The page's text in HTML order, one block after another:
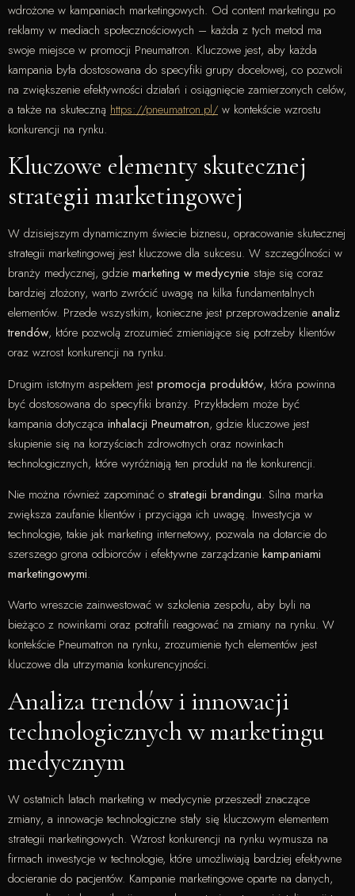
wdrożone w kampaniach marketingowych. Od content marketingu po
reklamy w mediach społecznościowych – każda z tych metod ma
swoje miejsce w promocji Pneumatron. Kluczowe jest, aby każda
kampania była dostosowana do specyfiki grupy docelowej, co pozwoli
na zwiększenie efektywności działań i osiągnięcie zamierzonych celów,
a także na skuteczną https://pneumatron.pl/ w kontekście wzrostu
konkurencji na rynku.
Kluczowe elementy skutecznej
strategii marketingowej
W dzisiejszym dynamicznym świecie biznesu, opracowanie skutecznej
strategii marketingowej jest kluczowe dla sukcesu. W szczególności w
branży medycznej, gdzie marketing w medycynie staje się coraz
bardziej złożony, warto zwrócić uwagę na kilka fundamentalnych
elementów. Przede wszystkim, konieczne jest przeprowadzenie analiz
trendów, które pozwolą zrozumieć zmieniające się potrzeby klientów
oraz wzrost konkurencji na rynku.
Drugim istotnym aspektem jest promocja produktów, która powinna
być dostosowana do specyfiki branży. Przykładem może być
kampania dotycząca inhalacji Pneumatron, gdzie kluczowe jest
skupienie się na korzyściach zdrowotnych oraz nowinkach
technologicznych, które wyróżniają ten produkt na tle konkurencji.
Nie można również zapominać o strategii brandingu. Silna marka
zwiększa zaufanie klientów i przyciąga ich uwagę. Inwestycja w
technologie, takie jak marketing internetowy, pozwala na dotarcie do
szerszego grona odbiorców i efektywne zarządzanie kampaniami
marketingowymi.
Warto wreszcie zainwestować w szkolenia zespołu, aby byli na
bieżąco z nowinkami oraz potrafili reagować na zmiany na rynku. W
kontekście Pneumatron na rynku, zrozumienie tych elementów jest
kluczowe dla utrzymania konkurencyjności.
Analiza trendów i innowacji
technologicznych w marketingu
medycznym
W ostatnich latach marketing w medycynie przeszedł znaczące
zmiany, a innowacje technologiczne stały się kluczowym elementem
strategii marketingowych. Wzrost konkurencji na rynku wymusza na
firmach inwestycje w technologie, które umożliwiają bardziej efektywne
docieranie do pacjentów. Kampanie marketingowe oparte na danych,